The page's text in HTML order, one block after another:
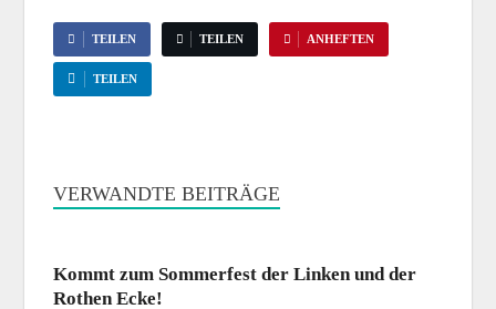
TEILEN TEILEN ANHEFTEN
TEILEN
VERWANDTE BEITRÄGE
Kommt zum Sommerfest der Linken und der
Rothen Ecke!